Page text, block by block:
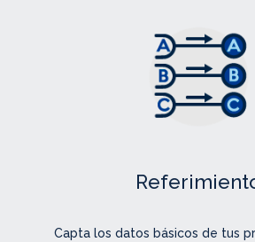
Capta los datos básicos de tus